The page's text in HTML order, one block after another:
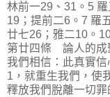
林前一29、31。5
19；提前二6。7 羅
廿七26；雅二10。
第廿四條 論人的成
我們相信：此真實
1，就重生我們，使
釋放我們脫離一切